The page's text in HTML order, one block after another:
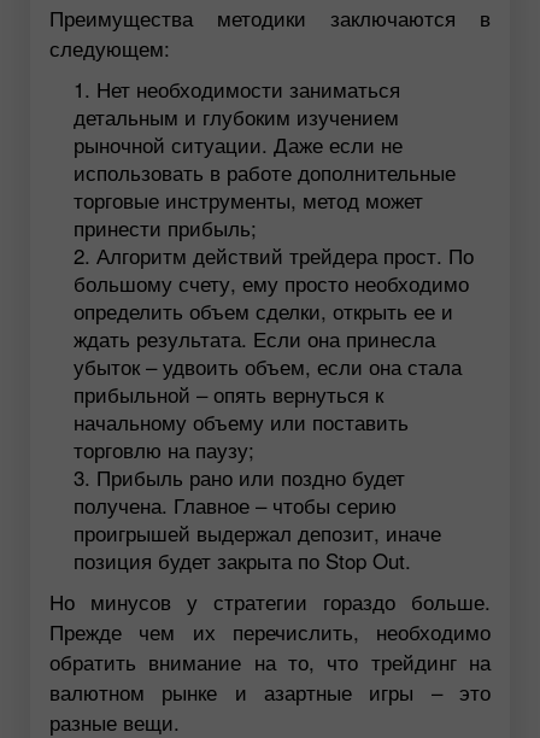
Преимущества методики заключаются в
следующем:
Нет необходимости заниматься
детальным и глубоким изучением
рыночной ситуации. Даже если не
использовать в работе дополнительные
торговые инструменты, метод может
принести прибыль;
Алгоритм действий трейдера прост. По
большому счету, ему просто необходимо
определить объем сделки, открыть ее и
ждать результата. Если она принесла
убыток – удвоить объем, если она стала
прибыльной – опять вернуться к
начальному объему или поставить
торговлю на паузу;
Прибыль рано или поздно будет
получена. Главное – чтобы серию
проигрышей выдержал депозит, иначе
позиция будет закрыта по Stop Out.
Но минусов у стратегии гораздо больше.
Прежде чем их перечислить, необходимо
обратить внимание на то, что трейдинг на
валютном рынке и азартные игры – это
разные вещи.